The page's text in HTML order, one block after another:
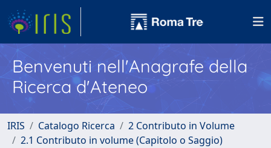
Benvenuti nell'Anagrafe della
Ricerca d'Ateneo
IRIS Catalogo Ricerca
2 Contributo in Volume
2.1 Contributo in volume (Capitolo o Saggio)